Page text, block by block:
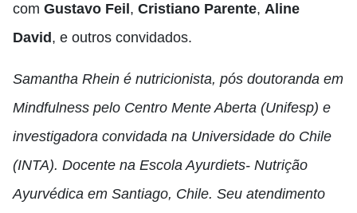
com Gustavo Feil , Cristiano Parente, Aline
David , e outros convidados.
Samantha Rhein é nutricionista, pós doutoranda em
Mindfulness pelo Centro Mente Aberta (Unifesp) e
investigadora convidada na Universidade do Chile
(INTA). Docente na Escola Ayurdiets- Nutrição
Ayurvédica em Santiago, Chile. Seu atendimento